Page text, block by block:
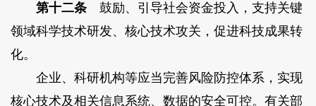
第十二条鼓励、引导社会资金投入，支持关键
领域科学技术研发、核心技术攻关，促进科技成果转
化。
企业、科研机构等应当完善风险防控体系，实现
核心技术及相关信息系统、数据的安全可控。有关部